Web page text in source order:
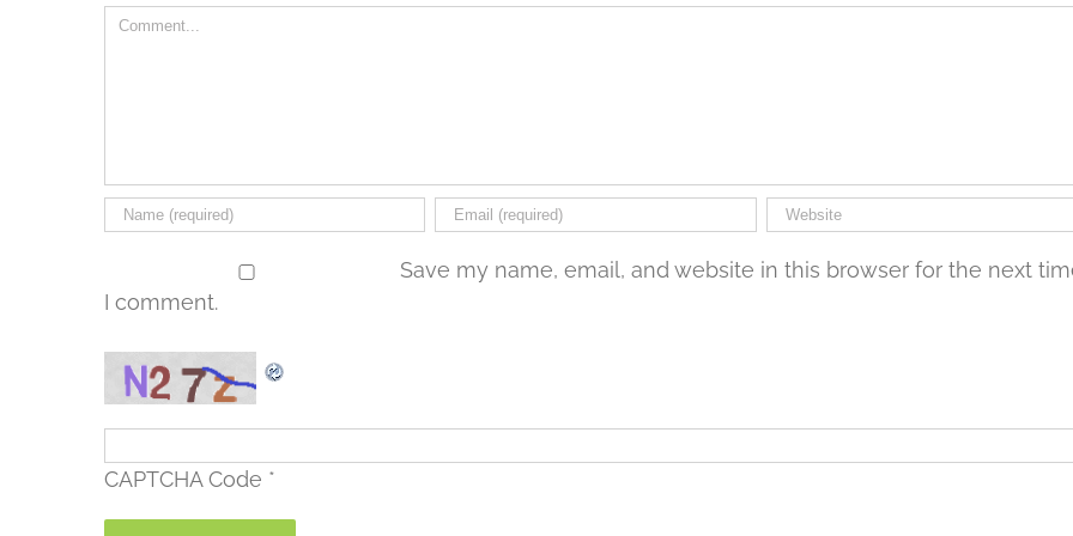
Comment
Save my name, email, and website in this browser for the next
I comment.
CAPTCHA Code *